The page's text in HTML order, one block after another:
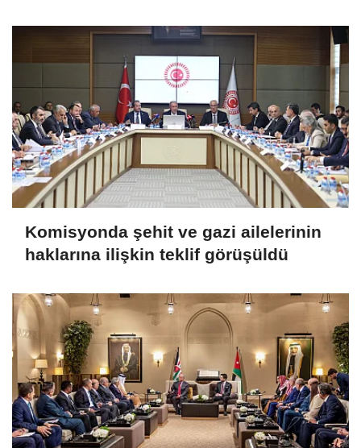
görüşmeleri tamamlandı
Komisyonda şehit ve gazi ailelerinin
haklarına ilişkin teklif görüşüldü